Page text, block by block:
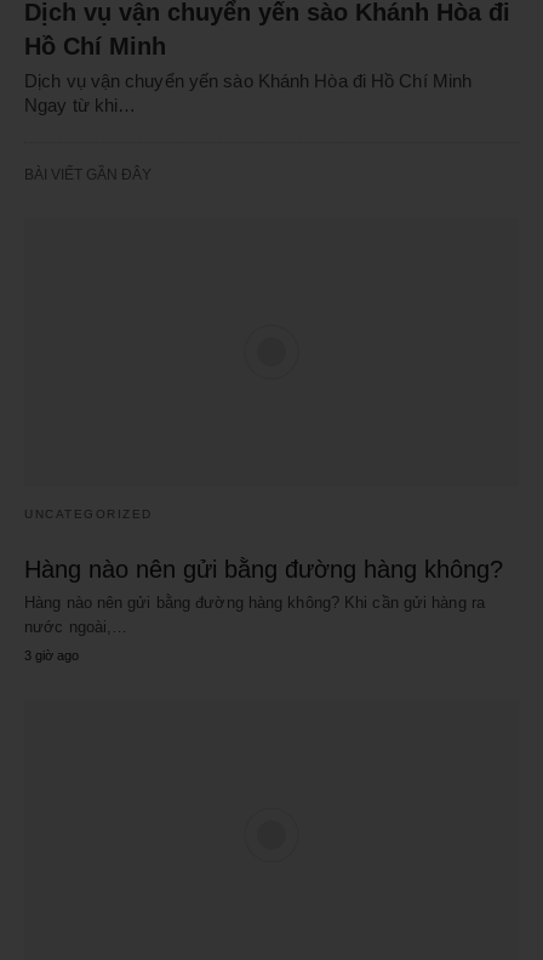
Dịch vụ vận chuyển yến sào Khánh Hòa đi
Hồ Chí Minh
Dịch vụ vận chuyển yến sào Khánh Hòa đi Hồ Chí Minh
Ngay từ khi…
BÀI VIẾT GẦN ĐÂY
UNCATEGORIZED
Hàng nào nên gửi bằng đường hàng không?
Hàng nào nên gửi bằng đường hàng không? Khi cần gửi hàng ra
nước ngoài,…
3 giờ ago